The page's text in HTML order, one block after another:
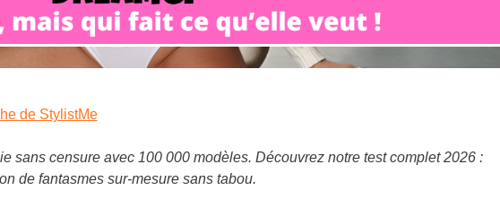
de StylistMe
sans censure avec 100 000 modèles. Découvrez notre test complet 2026 :
de fantasmes sur-mesure sans tabou.